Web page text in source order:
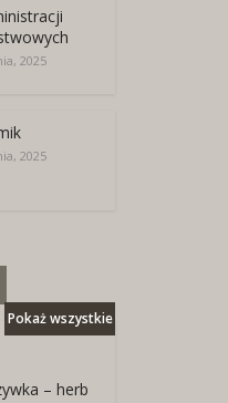
organizacyjnych
2025
2025
Pokaż wszystkie
– herb